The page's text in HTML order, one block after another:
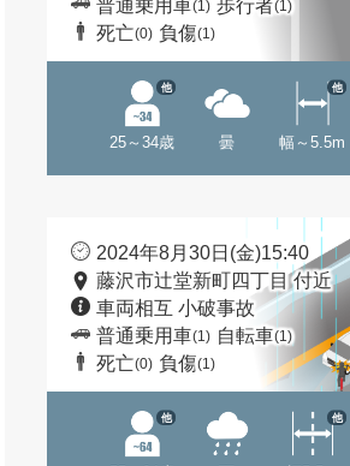
普通乗用車(1) 歩行者(1)
死亡(0) 負傷(1)
25～34歳
他
曇 幅～5.5m
他
2024年8月30日(金)15:40
藤沢市辻堂新町四丁目 付近
車両相互 小破事故
普通乗用車(1) 自転車(1)
死亡(0) 負傷(1)
他 他